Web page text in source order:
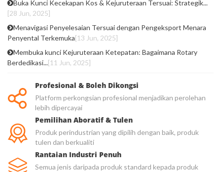
Buka Kunci Kecekapan Kos & Kejuruteraan Tersuai: Strategik...
[28 Jun, 2025]
Menavigasi Penyelesaian Tersuai dengan Pengeksport Menara
Penyental Terkemuka[13 Jun, 2025]
Membuka kunci Kejuruteraan Ketepatan: Bagaimana Rotary
Berdedikasi...[11 Jun, 2025]
Profesional & Boleh Dikongsi
Platform perkongsian profesional menjadikan perolehan
lebih dipercayai
Pemilihan Aboratif & Tulen
Produk perindustrian yang dipilih dengan baik, produk
tulen dan berkualiti
Rantaian Industri Penuh
Semua jenis daripada produk standard kepada produk